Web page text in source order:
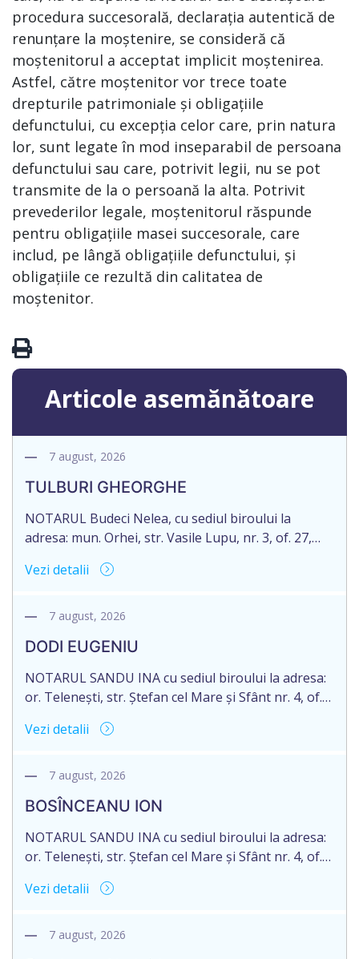
procedura succesorală, declarația autentică de
renunțare la moștenire, se consideră că
moștenitorul a acceptat implicit moștenirea.
Astfel, către moștenitor vor trece toate
drepturile patrimoniale și obligațiile
defunctului, cu excepția celor care, prin natura
lor, sunt legate în mod inseparabil de persoana
defunctului sau care, potrivit legii, nu se pot
transmite de la o persoană la alta. Potrivit
prevederilor legale, moștenitorul răspunde
pentru obligațiile masei succesorale, care
includ, pe lângă obligațiile defunctului, și
obligațiile ce rezultă din calitatea de
moștenitor.
Articole asemănătoare
7 august, 2026
TULBURI GHEORGHE
NOTARUL Budeci Nelea, cu sediul biroului la
adresa: mun. Orhei, str. Vasile Lupu, nr. 3, of. 27,
în urma decesului cet. TULBURI GHEORGHE,
decedat/ă la 16 mai 2026. Eliberarea certificatului de
de 16.05.2027 termenul de opțiune pentru
acceptarea […]
Vezi detalii
7 august, 2026
DODI EUGENIU
NOTARUL SANDU INA cu sediul biroului la adresa:
or. Telenești, str. Ștefan cel Mare și Sfânt nr. 4, of.
succesorale în urma decesului cet. DODI EUGENIU,
2003035009604, decedat/ă la data de 12.01.2026
/doisprezece ianuarie anul două mii douăzeci și
șase/. Eliberarea certificatului de moștenitor este
[…]
Vezi detalii
7 august, 2026
BOSÎNCEANU ION
NOTARUL SANDU INA cu sediul biroului la adresa:
or. Telenești, str. Ștefan cel Mare și Sfânt nr. 4, of.
succesorale în urma decesului cet. BOSÎNCEANU
0991201351317, decedat/ă la data de 15.05.2021
Vezi detalii
7 august, 2026